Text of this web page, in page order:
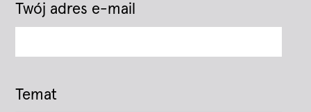
Twój adres e-mail
Temat